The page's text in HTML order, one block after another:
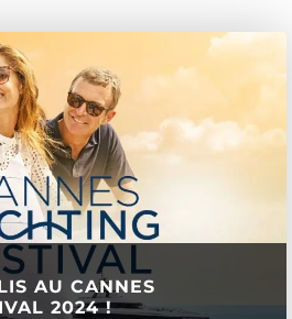
AU CANNES
2024 !